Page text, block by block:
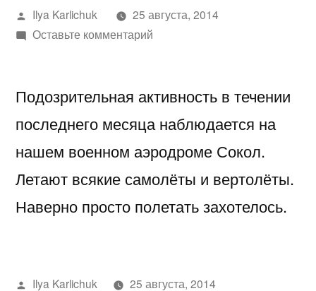
Написано
автором
Ilya Karlichuk
25 августа, 2014
Оставьте комментарийк
на
военном
аэродроме
«Сокол».
Подозрительная активность в течении
последнего месяца наблюдается на
нашем военном аэродроме Сокол.
Летают всякие самолёты и вертолёты.
Наверно просто полетать захотелось.
Написано
Ilya Karlichuk
25 августа, 2014